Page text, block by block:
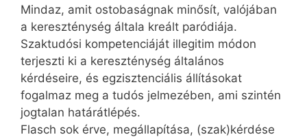
Mindaz, amit ostobaságnak minősít, valójában
a kereszténység általa kreált paródiája.
Szaktudósi kompetenciáját illegitim módon
terjeszti ki a kereszténység általános
kérdéseire, és egzisztenciális állításokat
fogalmaz meg a tudós jelmezében, ami szintén
jogtalan határátlépés.
Flasch sok érve, megállapítása, (szak)kérdése